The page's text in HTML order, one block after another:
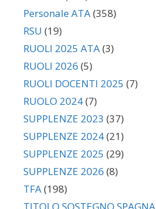
Personale ATA(358)
RSU (19)
RUOLI 2025 ATA(3)
RUOLI 2026 (5)
RUOLI DOCENTI 2025 (7)
RUOLO 2024(7)
SUPPLENZE 2023 (37)
SUPPLENZE 2024(21)
SUPPLENZE 2025 (29)
SUPPLENZE 2026 (8)
TFA(198)
TITOLO SOSTEGNO SPAGNA